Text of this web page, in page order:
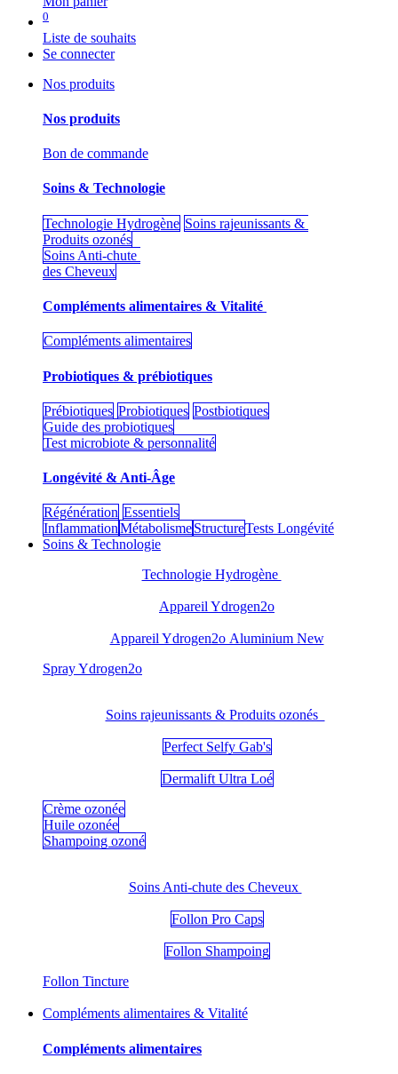
0
Liste de souhaits
Se connecter
Nos produits
Nos produits
Bon de commande
Soins & Technologie
Technologie Hydrogène Soins rajeunissants &
Produits ozonés
Soins Anti-chute
des Cheveux
Compléments alimentaires & Vitalité
Compléments alimentaires
Probiotiques & prébiotiques
Prébiotiques Probiotiques Postbiotiques
Guide des probiotiques
Test microbiote & personnalité
Longévité & Anti-Âge
Régénération Essentiels
InflammationMétabolismeStructureTests Longévité
Soins & Technologie
Technologie Hydrogène
Appareil Ydrogen2o
Appareil Ydrogen2o Aluminium New
​Spray Ydrogen2o
Soins rajeunissants & Produits ozonés
Perfect Selfy Gab's
Dermalift Ultra Loé
Crème ozonée
Huile ozonée
Shampoing ozoné
Soins Anti-chute des Cheveux
Follon Pro Caps
Follon Shampoing
Follon Tincture
Compléments alimentaires & Vitalité
Compléments alimentaires